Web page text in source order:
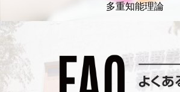
多重知能理論